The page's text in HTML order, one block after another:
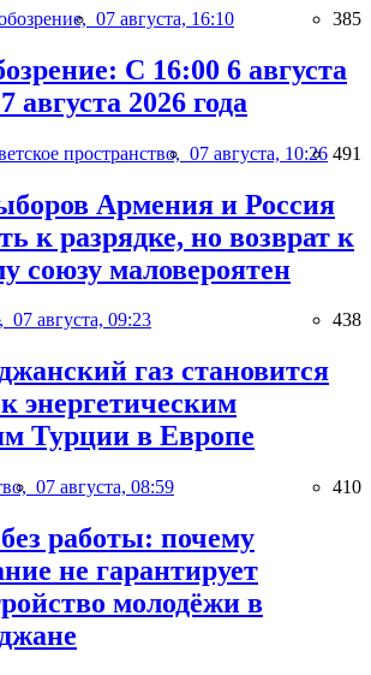
07 августа, 16:10 385
С 16:00 6 августа
августа 2026 года
пространство, 07 августа, 10:26 491
Армения и Россия
к разрядке, но возврат к
союзу маловероятен
07 августа, 09:23 438
газ становится
энергетическим
Турции в Европе
07 августа, 08:59 410
работы: почему
не гарантирует
молодёжи в